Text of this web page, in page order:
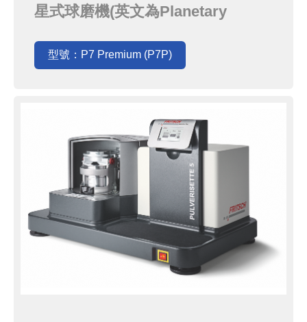
星式球磨機(英文為Planetary
(P7P)，以全球唯一的下沉式設計，
搭配1,100rpm的轉速，以桌上型的
磨皆可，是您實現...
型號：P7 Premium (P7P)